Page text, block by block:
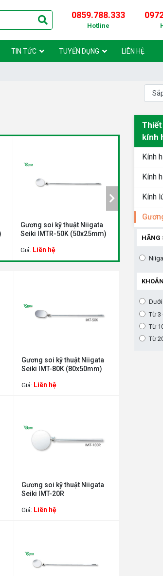
0859.788.333
Hotline
TIN TỨC TUYỂN DỤNG LIÊN HỆ
Gương soi kỹ thuật Niigata
Seiki IMTR-50K (50x25mm)
Giá:Liên hệ
Gương soi kỹ
Seiki IMTR-30R
Gương soi kỹ thuật Niigata
Seiki IMT-80K (80x50mm)
Giá: Liên hệ
Gương soi kỹ thuật Niigata
Seiki IMT-20R
Giá: Liên hệ
kính
Kính
Kính
Kính
HÃNG
Dưới
Từ 3
Từ
Từ